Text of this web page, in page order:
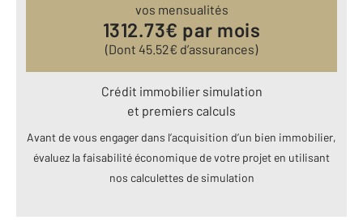
vos mensualités
1312.73€ par mois
(Dont 45.52€ d’assurances)
Crédit immobilier simulation
et premiers calculs
Avant de vous engager dans l’acquisition d’un bien immobilier,
évaluez la faisabilité économique de votre projet en utilisant
nos calculettes de simulation